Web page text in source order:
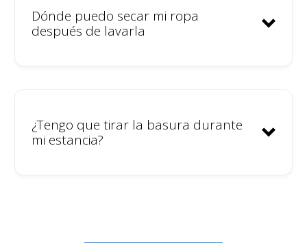
Dónde puedo secar mi ropa
después de lavarla
¿Tengo que tirar la basura durante
mi estancia?